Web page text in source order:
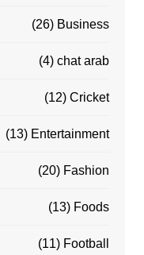
Business
(26)
chat arab
(4)
Cricket
(12)
Entertainment
(13)
Fashion
(20)
Foods
(13)
Football
(11)